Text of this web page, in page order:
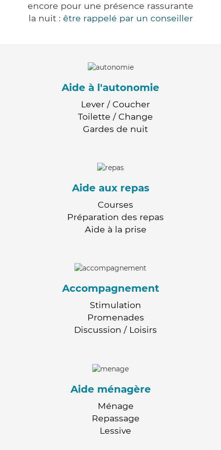
encore pour une présence rassurante
la nuit : être rappelé par un conseiller
Aide à l'autonomie
Lever / Coucher
Toilette / Change
Gardes de nuit
Aide aux repas
Courses
Préparation des repas
Aide à la prise
Accompagnement
Stimulation
Promenades
Discussion / Loisirs
Aide ménagère
Ménage
Repassage
Lessive